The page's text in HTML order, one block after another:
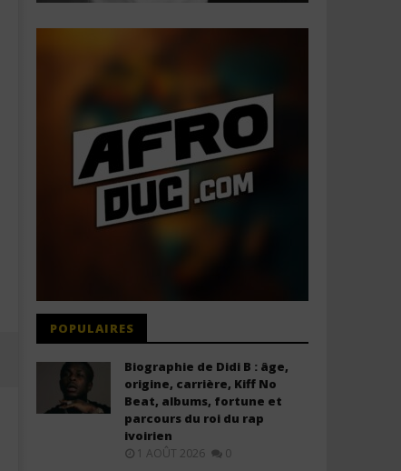
POPULAIRES
Biographie de Didi B : âge,
origine, carrière, Kiff No
Beat, albums, fortune et
parcours du roi du rap
ivoirien
1 AOÛT 2026 0